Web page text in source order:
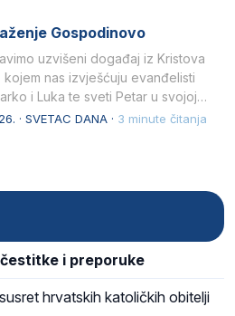
Gospodinovo
uzvišeni događaj iz Kristova
kojem nas izvješćuju evanđelisti
i Luka te sveti Petar u svojoj
· SVETAC DANA · 3 minute čitanja
i preporuke
hrvatskih katoličkih obitelji